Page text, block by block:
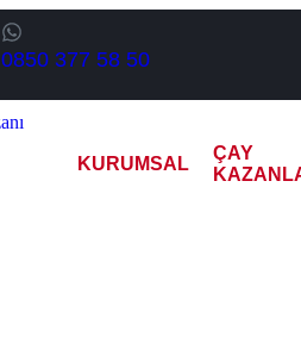
0850 377 58 50
KURUMSAL
ÇAY